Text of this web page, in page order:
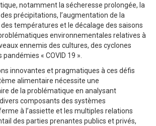
notamment la sécheresse prolongée, la
précipitations, l’augmentation de la
températures et le décalage des saisons
environnementales relatives à
ennemis des cultures, des cyclones
pandémies « COVID 19 ».
innovantes et pragmatiques à ces défis
alimentaire nécessite une
de la problématique en analysant
composants des systèmes
à l’assiette et les multiples relations
des parties prenantes publics et privés,